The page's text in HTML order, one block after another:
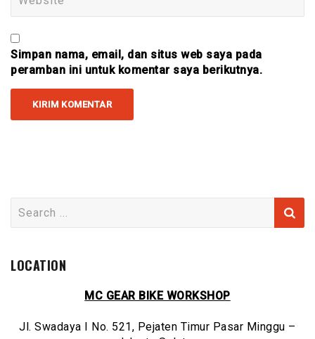
Simpan nama, email, dan situs web saya pada
peramban ini untuk komentar saya berikutnya.
for:
LOCATION
MC GEAR BIKE WORKSHOP
Jl. Swadaya I No. 521, Pejaten Timur Pasar Minggu –